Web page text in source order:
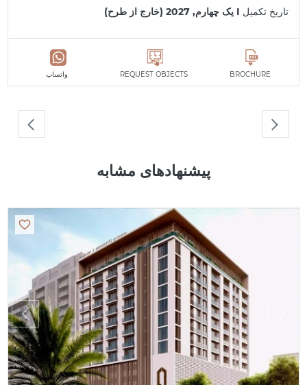
تاریخ تکمیل I یک چهارم, 2027 (خارج از طرح)
BROCHURE
REQUEST OBJECTS واتساپ
پیشنهادهای مشابه